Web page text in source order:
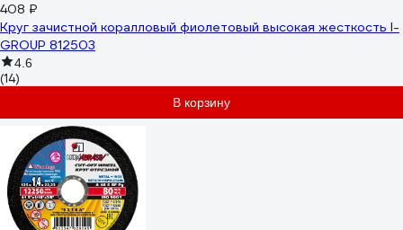
408 ₽
Круг зачистной коралловый фиолетовый высокая жесткость I-
GROUP 812503
4.6
(14)
В корзину